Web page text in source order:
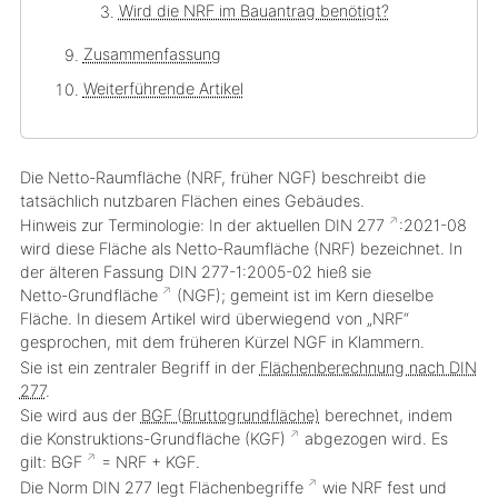
Wird die NRF im Bauantrag benötigt?
Zusammenfassung
Weiterführende Artikel
Die Netto-Raumfläche (NRF, früher NGF) beschreibt die
tatsächlich nutzbaren Flächen eines Gebäudes.
Hinweis zur Terminologie: In der aktuellen DIN 277
:2021-08
wird diese Fläche als Netto-Raumfläche (NRF) bezeichnet. In
der älteren Fassung DIN 277-1:2005-02 hieß sie
Netto-Grundfläche
(NGF); gemeint ist im Kern dieselbe
Fläche. In diesem Artikel wird überwiegend von „NRF“
gesprochen, mit dem früheren Kürzel NGF in Klammern.
Sie ist ein zentraler Begriff in der Flächenberechnung nach DIN
277.
Sie wird aus der BGF (Bruttogrundfläche) berechnet, indem
die Konstruktions-Grundfläche (KGF)
abgezogen wird. Es
gilt: BGF = NRF + KGF.
Die Norm DIN 277 legt Flächenbegriffe
wie NRF fest und